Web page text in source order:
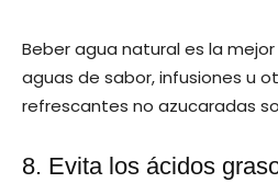
Beber agua natural es la
aguas de sabor, infusiones u
refrescantes no azucaradas
8. Evita los ácidos